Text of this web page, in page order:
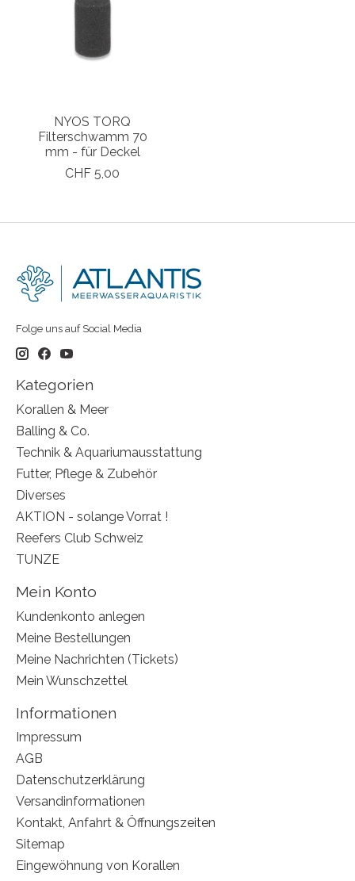
NYOS TORQ
Filterschwamm 70
mm - für Deckel
CHF 5,00
Folge uns auf Social Media
Kategorien
Korallen & Meer
Balling & Co.
Technik & Aquariumausstattung
Futter, Pflege & Zubehör
Diverses
AKTION - solange Vorrat !
Reefers Club Schweiz
TUNZE
Mein Konto
Kundenkonto anlegen
Meine Bestellungen
Meine Nachrichten (Tickets)
Mein Wunschzettel
Informationen
Impressum
AGB
Datenschutzerklärung
Versandinformationen
Kontakt, Anfahrt & Öffnungszeiten
Sitemap
Eingewöhnung von Korallen